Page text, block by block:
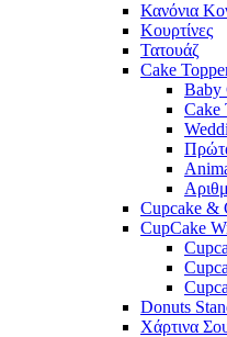
Κανόνια
Κουρτίνες
Τατουάζ
Cake
Baby
Cake
Cupcake &
CupCake
Donuts
Χάρτινα